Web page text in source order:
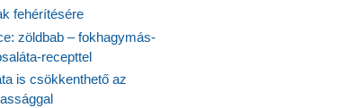
fehérítésére
zöldbab – fokhagymás-
recepttel
is csökkenthető az